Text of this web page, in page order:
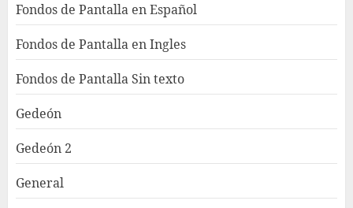
Fondos de Pantalla en Español
Fondos de Pantalla en Ingles
Fondos de Pantalla Sin texto
Gedeón
Gedeón 2
General